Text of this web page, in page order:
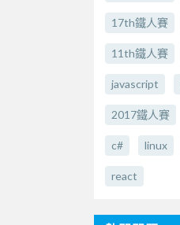
17th鐵人賽
11th鐵人賽
javascript
2017鐵人賽
c# linux
react